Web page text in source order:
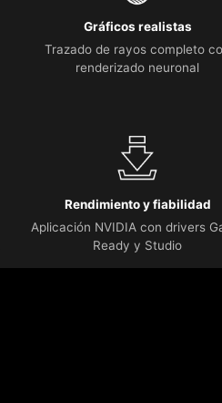
Gráficos realistas
Trazado de rayos completo
renderizado neuronal
Rendimiento y fiabilidad
Aplicación NVIDIA con drivers
Ready y Studio